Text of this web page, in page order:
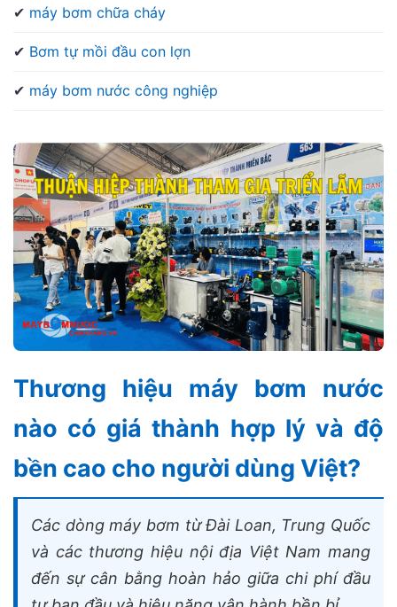
✔ máy bơm chữa cháy
✔ Bơm tự mồi đầu con lợn
✔ máy bơm nước công nghiệp
Thương hiệu máy bơm nước
nào có giá thành hợp lý và độ
bền cao cho người dùng Việt?
Các dòng máy bơm từ Đài Loan, Trung Quốc
và các thương hiệu nội địa Việt Nam mang
đến sự cân bằng hoàn hảo giữa chi phí đầu